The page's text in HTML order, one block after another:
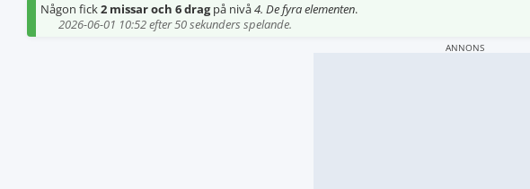
Någon fick2 missar och 6 dragpå nivå4. De fyra elementen.
2026-06-01 10:52 efter 50 sekunders spelande.
ANNONS